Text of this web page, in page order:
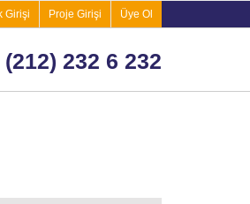
Girişi Proje Girişi Üye Ol
(212) 232 6 232